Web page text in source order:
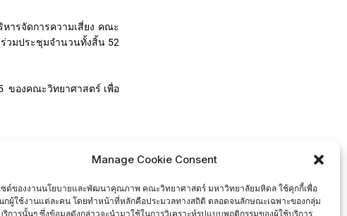
Manage Cookie Consent
ซต์ของงานนโยบายและพัฒนาคุณภาพ คณะวิทยาศาสตร์ มหาวิทยาลัยมหิดล ใช้คุกกี้เพื่อ
กผู้ใช้งานแต่ละคน โดยทำหน้าที่หลักคือประมวลทางสถิติ ตลอดจนลักษณะเฉพาะของกลุ่ม
ริการนั้นๆ ซึ่งข้อมูลดังกล่าวจะนำมาใช้ในการวิเคราะห์รูปแบบพฤติกรรมของผู้ใช้บริการ
จัดการความเสี่ยง คณะ
ร่วมประชุมจำนวนทั้งสิ้น 52
ของคณะวิทยาศาสตร์ เพื่อ